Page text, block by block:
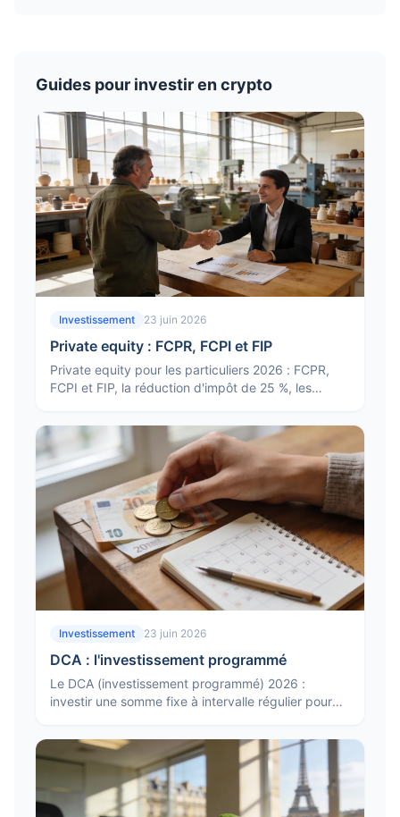
Guides pour investir en crypto
Investissement 23 juin 2026
Private equity : FCPR, FCPI et FIP
Private equity pour les particuliers 2026 : FCPR,
FCPI et FIP, la réduction d'impôt de 25 %, les
adapté.
Investissement 23 juin 2026
DCA : l'investissement programmé
Le DCA (investissement programmé) 2026 :
investir une somme fixe à intervalle régulier pour
et la stratégie.